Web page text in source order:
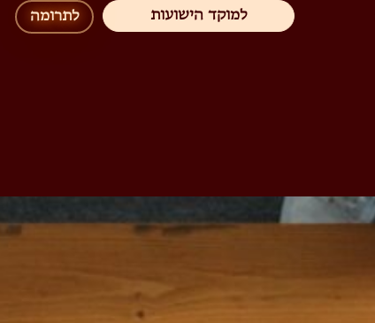
למוקד הישועות לתרומה